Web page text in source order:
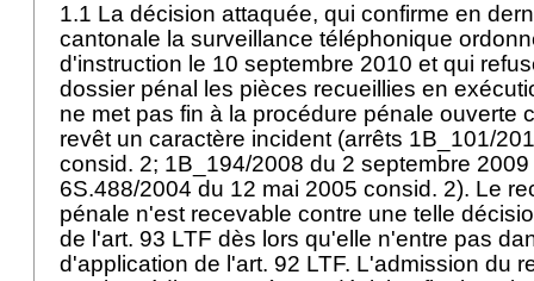
1.1 La décision attaquée, qui confirme en
cantonale la surveillance téléphonique
d'instruction le 10 septembre 2010 et qui
dossier pénal les pièces recueillies en
ne met pas fin à la procédure pénale ouverte
revêt un caractère incident (arrêts 1B_101/
consid. 2; 1B_194/2008 du 2 septembre
6S.488/2004 du 12 mai 2005 consid. 2). Le
pénale n'est recevable contre une telle
de l'art. 93 LTF dès lors qu'elle n'entre pas
d'application de l'art. 92 LTF. L'admission du